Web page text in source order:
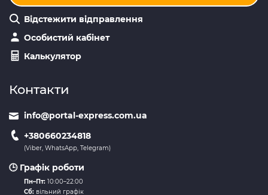
Відстежити відправлення
Особистий кабінет
Калькулятор
Контакти
info@portal-express.com.ua
+380660234818
(Viber, WhatsApp, Telegram)
🕒 Графік роботи
Пн–Пт: 10:00–22:00
Сб: вільний графік